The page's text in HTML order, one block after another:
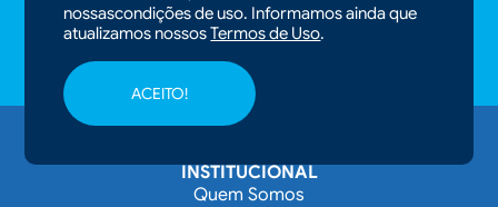
nossascondições de uso. Informamos ainda que
atualizamos nossosTermos de Uso.
ACEITO!
INSTITUCIONAL
Quem Somos